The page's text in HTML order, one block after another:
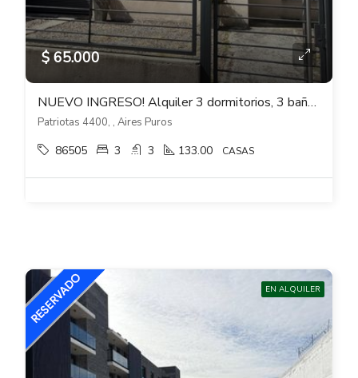
$ 65.000
NUEVO INGRESO! Alquiler 3 dormitorios, 3 baños barbacoa y cochera en Aires Puros
Patriotas 4400, , Aires Puros
86505 3 3 133.00 CASAS
EN ALQUILER